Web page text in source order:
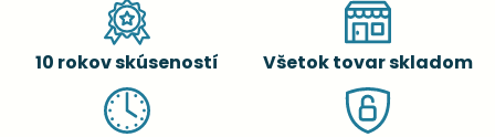
10 rokov skúseností Všetok tovar skladom